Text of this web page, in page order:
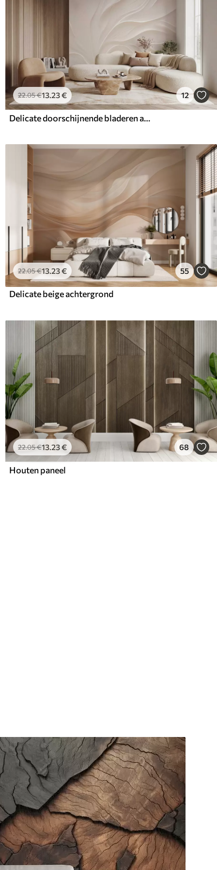
22.05€13.23€ 12
Delicate doorschijnende bladeren aan een tak
22.05€13.23€ 55
Delicate beige achtergrond
22.05€13.23€ 68
Houten paneel